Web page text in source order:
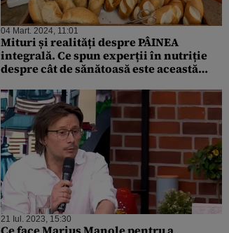
04 Mart. 2024, 11:01
Mituri și realități despre PÂINEA
integrală. Ce spun experții în nutriție
despre cât de sănătoasă este această
21 Iul. 2023, 15:30